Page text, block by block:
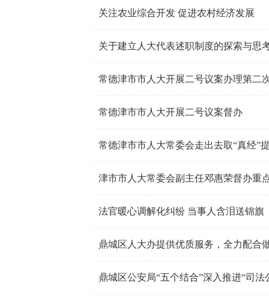
关注农业综合开发 促进农村经济发展
关于建立人大代表述职制度的探索与思
常德津市市人大开展二号议案办理第二
常德津市市人大开展二号议案督办
常德津市市人大常委会走出去取“真经”
津市市人大常委会副主任邓惠荣督办重
法官暖心调解化纠纷 当事人含泪送锦旗
鼎城区人大办提供优质服务，全力配合
鼎城区公安局“五个结合”深入推进“司法